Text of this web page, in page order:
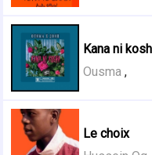
Kana ni
Ousma ,
Le choix